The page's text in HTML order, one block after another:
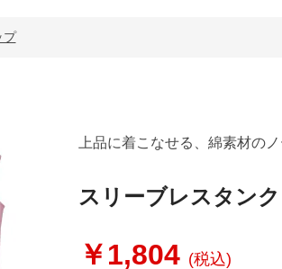
プ
上品に着こなせる、綿素材の
スリーブレスタン
￥1,804 (税込)